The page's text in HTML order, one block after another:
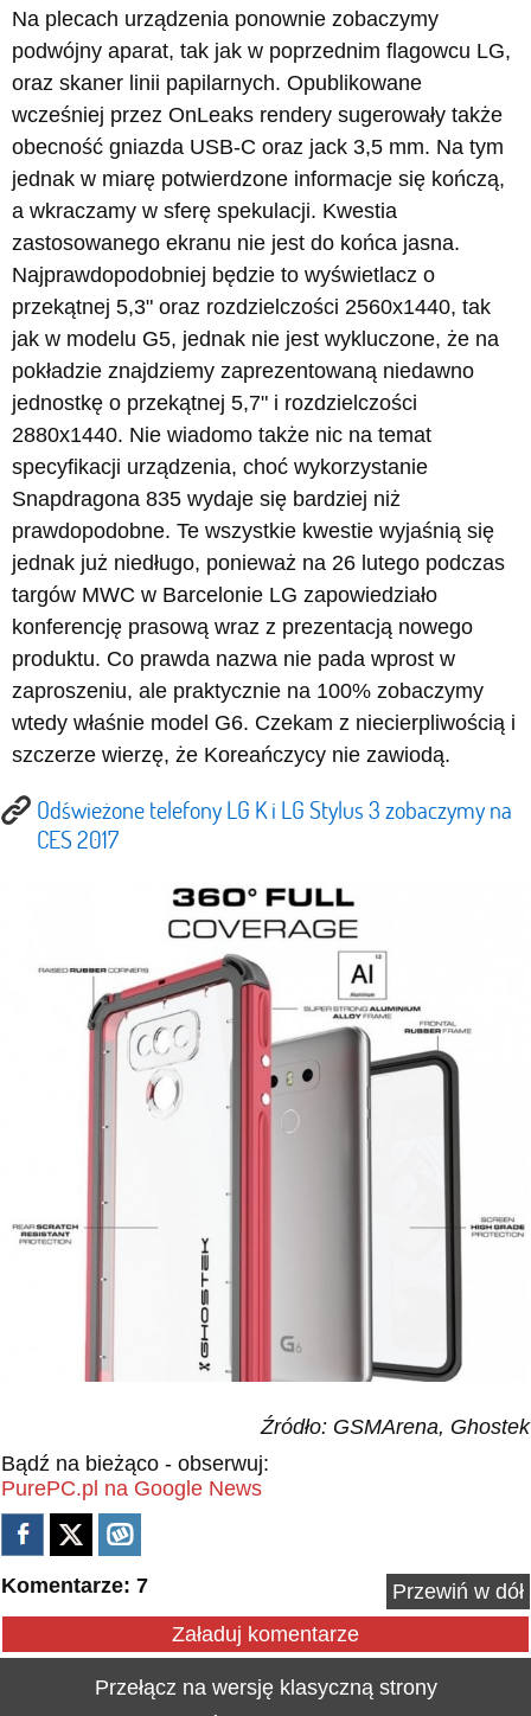
Na plecach urządzenia ponownie zobaczymy
podwójny aparat, tak jak w poprzednim flagowcu LG,
oraz skaner linii papilarnych. Opublikowane
wcześniej przez OnLeaks rendery sugerowały także
obecność gniazda USB-C oraz jack 3,5 mm. Na tym
jednak w miarę potwierdzone informacje się kończą,
a wkraczamy w sferę spekulacji. Kwestia
zastosowanego ekranu nie jest do końca jasna.
Najprawdopodobniej będzie to wyświetlacz o
przekątnej 5,3" oraz rozdzielczości 2560x1440, tak
jak w modelu G5, jednak nie jest wykluczone, że na
pokładzie znajdziemy zaprezentowaną niedawno
jednostkę o przekątnej 5,7" i rozdzielczości
2880x1440. Nie wiadomo także nic na temat
specyfikacji urządzenia, choć wykorzystanie
Snapdragona 835 wydaje się bardziej niż
prawdopodobne. Te wszystkie kwestie wyjaśnią się
jednak już niedługo, ponieważ na 26 lutego podczas
targów MWC w Barcelonie LG zapowiedziało
konferencję prasową wraz z prezentacją nowego
produktu. Co prawda nazwa nie pada wprost w
zaproszeniu, ale praktycznie na 100% zobaczymy
wtedy właśnie model G6. Czekam z niecierpliwością i
szczerze wierzę, że Koreańczycy nie zawiodą.
Odświeżone telefony LG K i LG Stylus 3 zobaczymy na
CES 2017
Źródło: GSMArena, Ghostek
Bądź na bieżąco - obserwuj:
PurePC.pl na Google News
Komentarze: 7
Przewiń w dół
Załaduj komentarze
Przełącz na wersję klasyczną strony